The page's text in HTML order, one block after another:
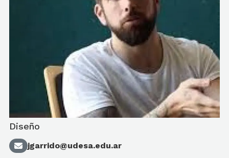
Diseño
jgarrido@udesa.edu.ar